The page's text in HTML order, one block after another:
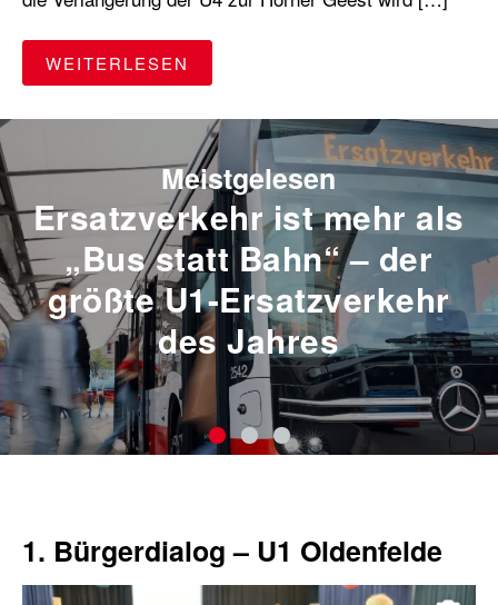
WEITERLESEN
Meistgelesen
Ersatzverkehr ist mehr als
„Bus statt Bahn“ – der
größte U1-Ersatzverkehr
des Jahres
1. Bürgerdialog – U1 Oldenfelde